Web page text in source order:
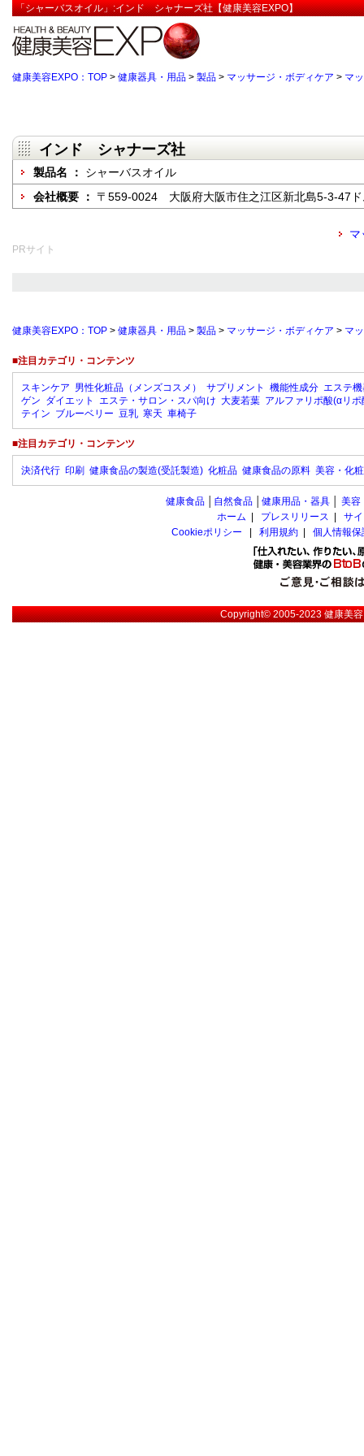
「シャーバスオイル」:インド シャナーズ社【健康美容EXPO】
健康美容EXPO：TOP > 健康器具・用品 > 製品 > マッサージ・ボディケア > マ
インド シャナーズ社
製品名 ： シャーバスオイル
会社概要 ： 〒559-0024 大阪府大阪市住之江区新北島5-3-47
マ
PRサイト
健康美容EXPO：TOP > 健康器具・用品 > 製品 > マッサージ・ボディケア > マ
■注目カテゴリ・コンテンツ
スキンケア 男性化粧品（メンズコスメ） サプリメント 機能性成分 エステ
ゲン ダイエット エステ・サロン・スパ向け 大麦若葉 アルファリポ酸(αリポ
テイン ブルーベリー 豆乳 寒天 車椅子
■注目カテゴリ・コンテンツ
決済代行 印刷 健康食品の製造(受託製造) 化粧品 健康食品の原料 美容・化
健康食品 自然食品 健康用品・器具 美容
ホーム
プレスリリース
サ
Cookieポリシー
利用規約 個人情報
Copyright© 2005-2023健康美